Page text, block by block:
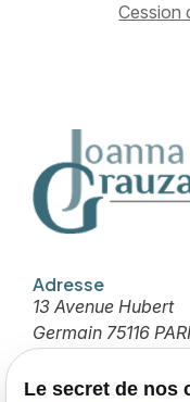
Cession
Adresse
13 Avenue Hubert
Germain 75116
Le secret de nos